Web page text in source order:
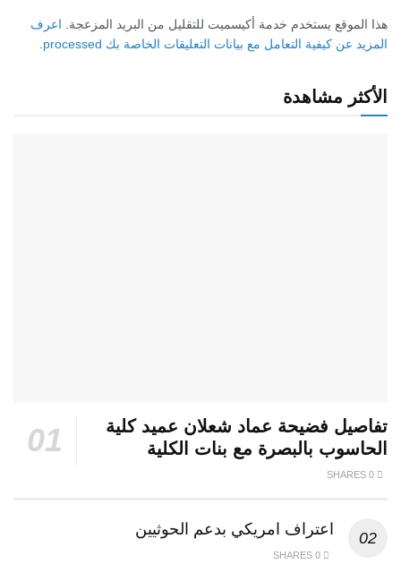
هذا الموقع يستخدم خدمة أكيسميت للتقليل من البريد المزعجة. اعرف
المزيد عن كيفية التعامل مع بيانات التعليقات الخاصة بك processed
.
الأكثر مشاهدة
تفاصيل فضيحة عماد شعلان عميد كلية
الحاسوب بالبصرة مع بنات الكلية
اعتراف امريكي بدعم الحوثيين